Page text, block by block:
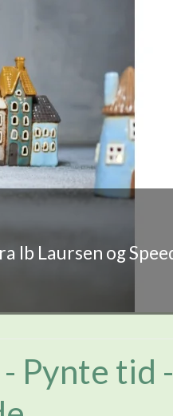
Ib Laursen og
Pynte tid